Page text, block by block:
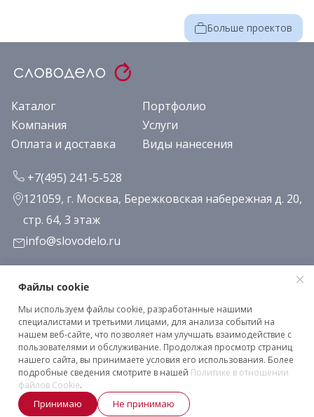
Больше проектов
Каталог
Портфолио
Компания
Услуги
Оплата и доставка
Виды нанесения
+7(495) 241-5-528
121059, г. Москва, Бережковская набережная д. 20,
стр. 64, 3 этаж
info@slovodelo.ru
Заказать звонок
Подписаться на рассылку
Клиентское соглашение
Политика конфиденциальности
2026 © «Словодело». Все права защищены
Файлы cookie
Мы используем файлы cookie, разработанные нашими
специалистами и третьими лицами, для анализа событий на
нашем веб-сайте, что позволяет нам улучшать взаимодействие с
пользователями и обслуживание. Продолжая просмотр страниц
нашего сайта, вы принимаете условия его использования. Более
подробные сведения смотрите в нашей Политике в отношении
файлов Cookie.
Принимаю Не принимаю